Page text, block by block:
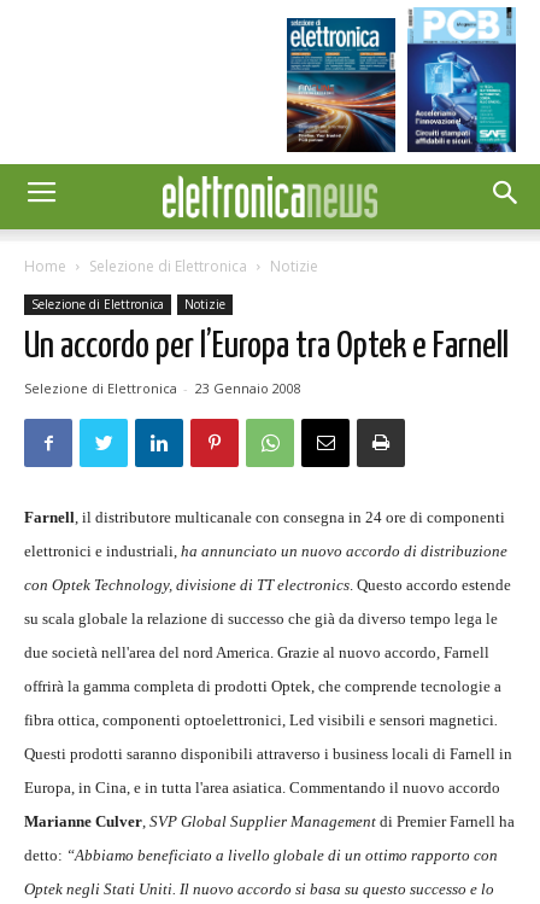
Home Selezione di Elettronica Notizie
Selezione di Elettronica Notizie
Un accordo per l’Europa tra Optek e Farnell
Selezione di Elettronica - 23 Gennaio 2008
Farnell, il distributore multicanale con consegna in 24 ore di componenti
elettronici e industriali, ha annunciato un nuovo accordo di distribuzione
con Optek Technology, divisione di TT electronics. Questo accordo estende
su scala globale la relazione di successo che già da diverso tempo lega le
due società nell'area del nord America. Grazie al nuovo accordo, Farnell
offrirà la gamma completa di prodotti Optek, che comprende tecnologie a
fibra ottica, componenti optoelettronici, Led visibili e sensori magnetici.
Questi prodotti saranno disponibili attraverso i business locali di Farnell in
Europa, in Cina, e in tutta l'area asiatica. Commentando il nuovo accordo
Marianne Culver, SVP Global Supplier Management di Premier Farnell ha
detto: “Abbiamo beneficiato a livello globale di un ottimo rapporto con
Optek negli Stati Uniti. Il nuovo accordo si basa su questo successo e lo